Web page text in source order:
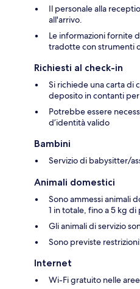
Il personale alla
all'arrivo.
Le informazioni fornite
tradotte con strumenti
Richiesti al check-in
Si richiede una carta di
deposito in contanti
Potrebbe essere
d’identità valido
Bambini
Servizio di babysitter/
Animali domestici
Sono ammessi animali
1 in totale, fino a 5 kg
Gli animali di servizio
Sono previste
Internet
Wi-Fi gratuito nelle